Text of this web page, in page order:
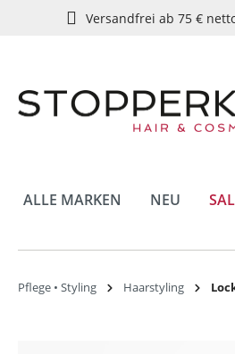
Zur Hauptnavigation
Versandfrei ab 75 €
ALLE MARKEN NEU
Pflege • Styling Haarstyling